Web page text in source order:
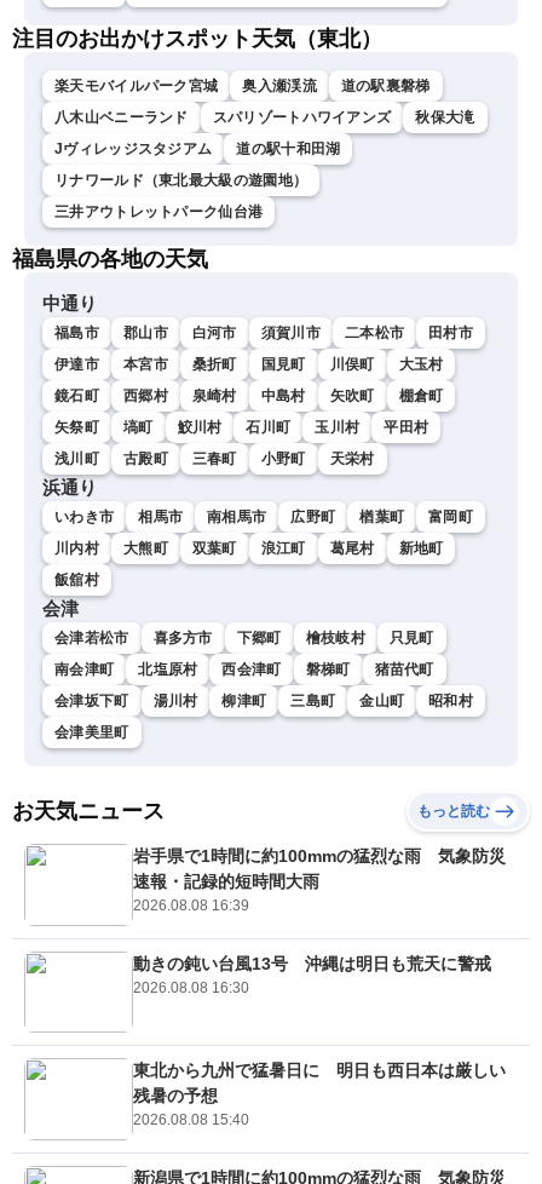
注目のお出かけスポット天気（東北）
楽天モバイルパーク宮城 奥入瀬渓流
道の駅裏磐梯
八木山ベニーランド
スパリゾートハワイアンズ
秋保大滝
Jヴィレッジスタジアム
道の駅十和田湖
リナワールド（東北最大級の遊園地）
三井アウトレットパーク仙台港
福島県の各地の天気
中通り
福島市 郡山市 白河市 須賀川市 二本松市
田村市
伊達市
本宮市 桑折町 国見町 川俣町
大玉村
鏡石町
西郷村 泉崎村 中島村 矢吹町
棚倉町
矢祭町
塙町 鮫川村 石川町 玉川村
平田村
浅川町
古殿町 三春町 小野町 天栄村
浜通り
いわき市 相馬市 南相馬市 広野町 楢葉町
富岡町
川内村
大熊町 双葉町 浪江町 葛尾村
新地町
飯舘村
会津
会津若松市 喜多方市 下郷町 檜枝岐村
只見町
南会津町
北塩原村 西会津町 磐梯町
猪苗代町
会津坂下町
湯川村 柳津町 三島町 金山町
昭和村
会津美里町
お天気ニュース もっと読む
岩手県で1時間に約100mmの猛烈な雨 気象防災
速報・記録的短時間大雨
2026.08.08 16:39
動きの鈍い台風13号 沖縄は明日も荒天に警戒
2026.08.08 16:30
東北から九州で猛暑日に 明日も西日本は厳しい
残暑の予想
2026.08.08 15:40
新潟県で1時間に約100mmの猛烈な雨 気象防災